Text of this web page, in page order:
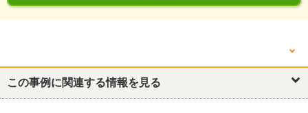
他の箇所を見る
キッチン・台所 トイレ 洗面所・脱衣所 リビング
この事例に関連する情報を見る